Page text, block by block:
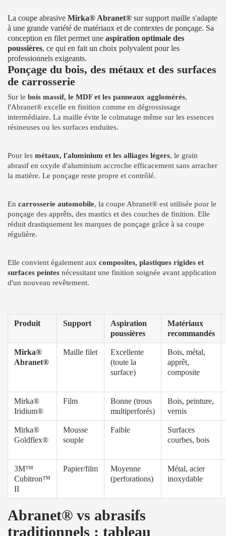
La coupe abrasive Mirka® Abranet® sur support maille s'adapte
à une grande variété de matériaux et de contextes de ponçage. Sa
conception en filet permet une aspiration optimale des
poussières, ce qui en fait un choix polyvalent pour les
professionnels exigeants.
Ponçage du bois, des métaux et des surfaces
de carrosserie
Sur le bois massif, le MDF et les panneaux agglomérés,
l'Abranet® excelle en finition comme en dégrossissage
intermédiaire. La maille évite le colmatage même sur les essences
résineuses ou les surfaces enduites.
Pour les métaux, l'aluminium et les alliages légers, le grain
abrasif en oxyde d'aluminium accroche efficacement sans arracher
la matière. Le ponçage reste propre et contrôlé.
En carrosserie automobile, la coupe Abranet® est utilisée pour le
ponçage des apprêts, des mastics et des couches de finition. Elle
réduit drastiquement les marques de ponçage grâce à sa coupe
régulière.
Elle convient également aux composites, plastiques rigides et
surfaces peintes nécessitant une finition soignée avant application
d'un nouveau revêtement.
Produit Support
Aspiration
poussières
Matériaux
recommandés
Mirka®
Abranet®
Maille filet
Excellente
(toute la
surface)
Bois, métal,
apprêt,
composite
Mirka®
Iridium®
Film
Bonne (trous
multiperforés)
Bois, peinture,
vernis
Mirka®
Goldflex®
Mousse
souple
Faible
Surfaces
courbes, bois
3M™
Cubitron™
II
Papier/film
Moyenne
(perforations)
Métal, acier
inoxydable
Abranet® vs abrasifs
traditionnels : tableau